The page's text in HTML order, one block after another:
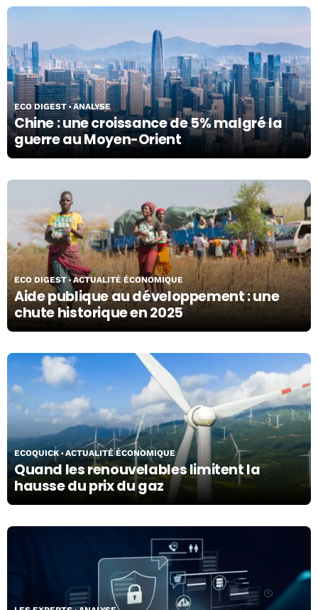
Chine : une croissance de 5% malgré la
guerre au Moyen-Orient
ECO DIGEST ANALYSE
16/04/26
Aide publique au développement : une
chute historique en 2025
ECO DIGEST ACTUALITÉ ÉCONOMIQUE
10/04/26
Quand les renouvelables limitent la
hausse du prix du gaz
ECOQUICK ACTUALITÉ ÉCONOMIQUE
09/04/26
02/04/26